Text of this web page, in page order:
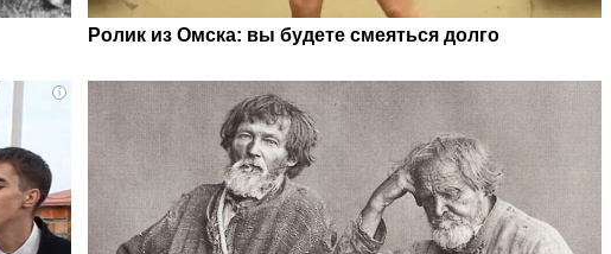
Ролик из Омска: вы будете смеяться долго
i